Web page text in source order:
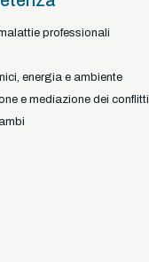
professionali
energia e ambiente
e mediazione dei conflitti